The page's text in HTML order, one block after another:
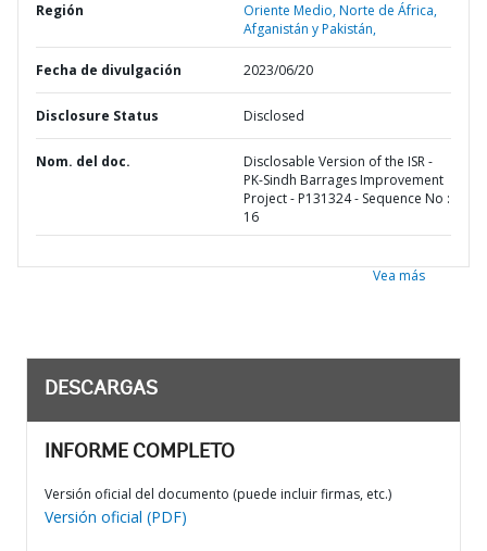
Región
Oriente Medio, Norte de África,
Afganistán y Pakistán,
Fecha de divulgación 2023/06/20
Disclosure Status Disclosed
Nom. del doc.
Disclosable Version of the ISR -
PK-Sindh Barrages Improvement
Project - P131324 - Sequence No :
16
Vea más
DESCARGAS
INFORME COMPLETO
Versión oficial del documento (puede incluir firmas, etc.)
Versión oficial (PDF)